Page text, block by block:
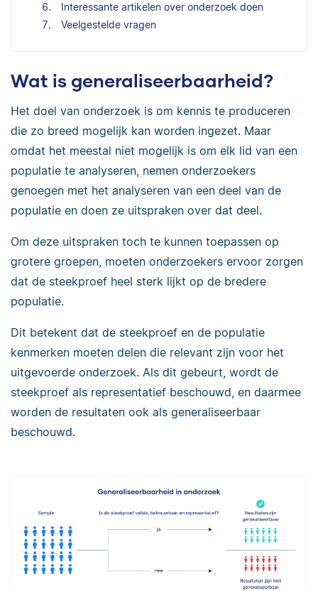
Interessante artikelen over onderzoek doen
Veelgestelde vragen
Wat is generaliseerbaarheid?
Het doel van onderzoek is om kennis te produceren
die zo breed mogelijk kan worden ingezet. Maar
omdat het meestal niet mogelijk is om elk lid van een
populatie te analyseren, nemen onderzoekers
genoegen met het analyseren van een deel van de
populatie en doen ze uitspraken over dat deel.
Om deze uitspraken toch te kunnen toepassen op
grotere groepen, moeten onderzoekers ervoor zorgen
dat de steekproef heel sterk lijkt op de bredere
populatie.
Dit betekent dat de steekproef en de populatie
kenmerken moeten delen die relevant zijn voor het
uitgevoerde onderzoek. Als dit gebeurt, wordt de
steekproef als representatief beschouwd, en daarmee
worden de resultaten ook als generaliseerbaar
beschouwd.